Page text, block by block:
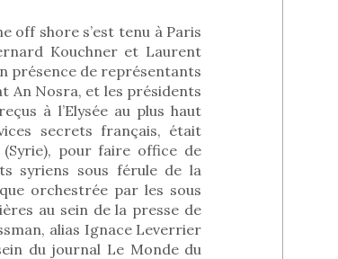
off shore s’est tenu à Paris
Kouchner et Laurent
présence de représentants
An Nosra, et les présidents
à l’Elysée au plus haut
secrets français, était
pour faire office de
syriens sous férule de la
orchestrée par les sous
au sein de la presse de
alias Ignace Leverrier
du journal Le Monde du